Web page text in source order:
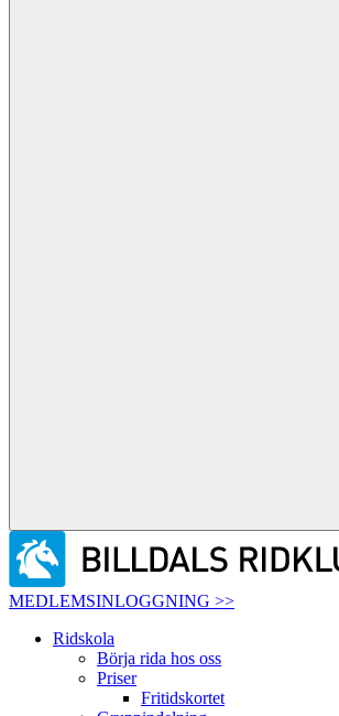
MEDLEMSINLOGGNING >>
Ridskola
Börja rida hos oss
Priser
Fritidskortet